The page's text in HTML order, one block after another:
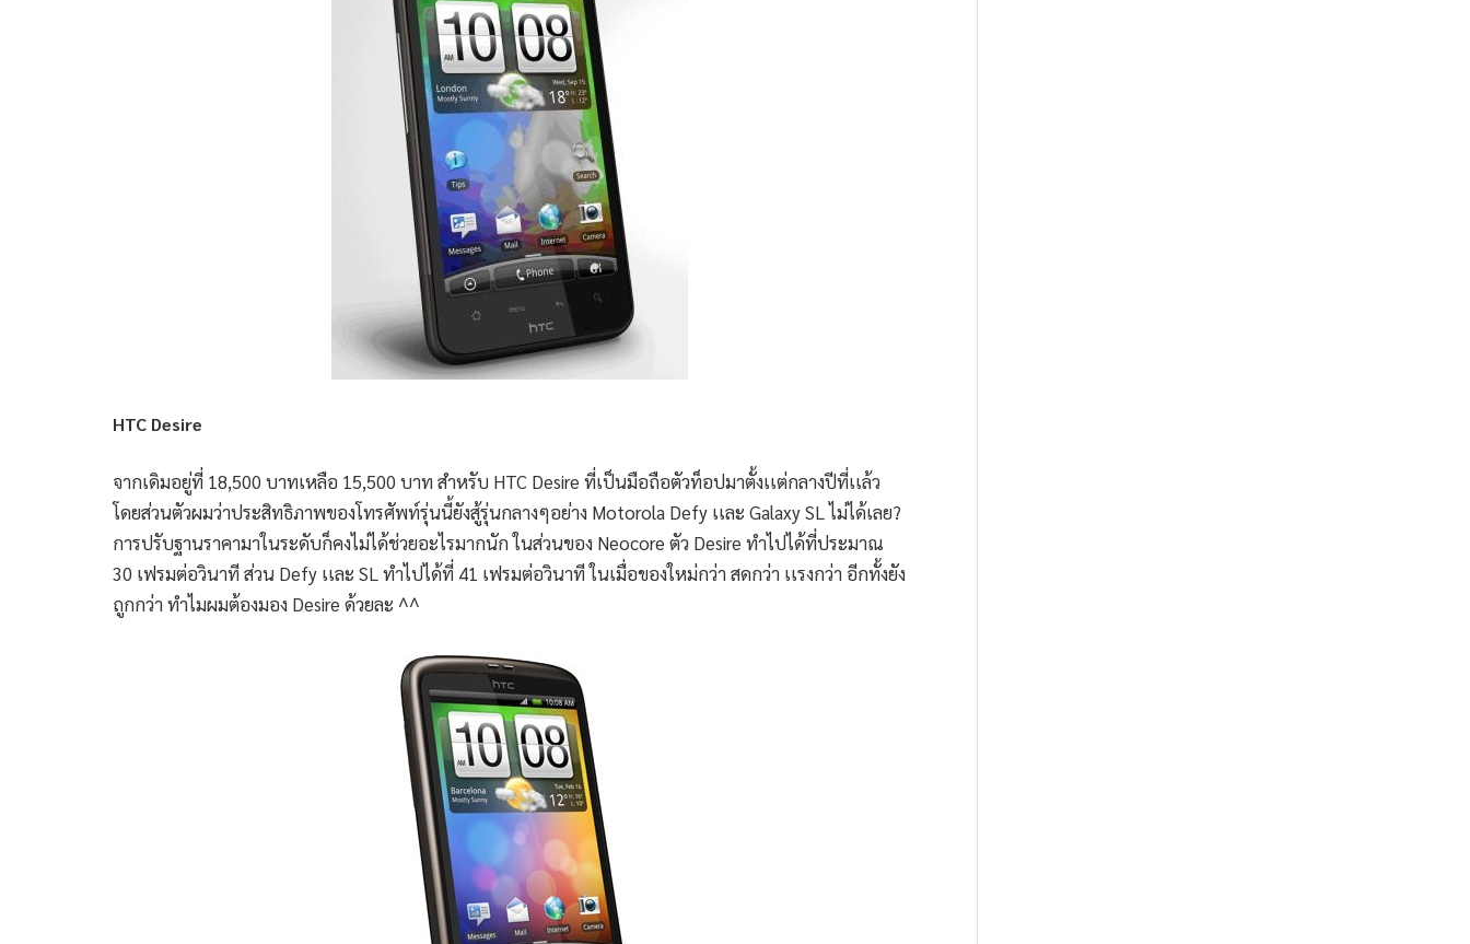
HTC Desire
จากเดิมอยู่ที่ 18,500 บาทเหลือ 15,500 บาท สำหรับ HTC Desire ที่เป็นมือถือตัวท็อปมาตั้งเเต่กลางปีที่เเล้ว
โดยส่วนตัวผมว่าประสิทธิภาพของโทรศัพท์รุ่นนี้ยังสู้รุ่นกลางๆอย่าง Motorola Defy เเละ Galaxy SL ไม่ได้เลย?
การปรับฐานราคามาในระดับก็คงไม่ได้ช่วยอะไรมากนัก ในส่วนของ Neocore ตัว Desire ทำไปได้ที่ประมาณ
30 เฟรมต่อวินาที ส่วน Defy เเละ SL ทำไปได้ที่ 41 เฟรมต่อวินาที ในเมื่อของใหม่กว่า สดกว่า เเรงกว่า อีกทั้งยัง
ถูกกว่า ทำไมผมต้องมอง Desire ด้วยละ ^^